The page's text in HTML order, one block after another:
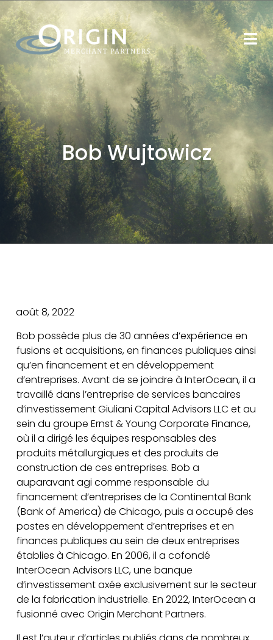
Bob Wujtowicz
août 8, 2022
Bob possède plus de 30 années d’expérience en
fusions et acquisitions, en finances publiques ainsi
qu’en financement et en développement
d’entreprises. Avant de se joindre à InterOcean, il a
travaillé dans l’entreprise de services bancaires
d’investissement Giuliani Capital Advisors LLC et au
sein du groupe Ernst & Young Corporate Finance,
où il a dirigé les équipes responsables des
produits métallurgiques et des produits de
construction de ces entreprises. Bob a
auparavant agi comme responsable du
financement d’entreprises de la Continental Bank
(Bank of America) de Chicago, puis a occupé des
postes en développement d’entreprises et en
finances publiques au sein de deux entreprises
établies à Chicago. En 2006, il a cofondé
InterOcean Advisors LLC, une banque
d’investissement axée exclusivement sur le secteur
de la fabrication industrielle. En 2022, InterOcean a
fusionné avec Origin Merchant Partners.